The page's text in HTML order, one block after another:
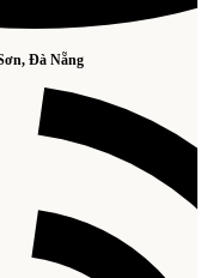
Đà Nẵng